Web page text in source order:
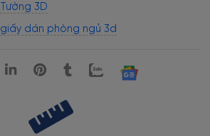
Tường 3D
giấy dán phòng ngủ 3d